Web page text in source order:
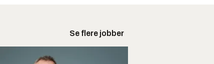
Se flere jobber